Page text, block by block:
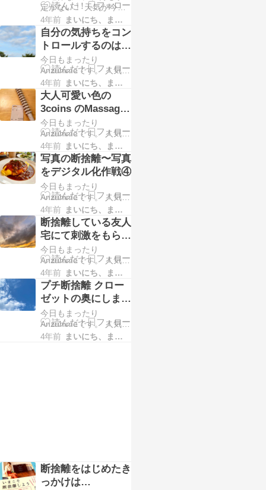
頃から準備してなけれ
ばすぐに行くことがで
きない。 １号２号は バ
イトや友達会うから
各々忙しい。 ３号は、
受験生なのにまだ寝て
る。…
定がない！ 天気が今一
つ…なので 急な雨を考
えると アウトドアの予
定も立てづらく こんな
時だからできる美術館
とかも、 日頃から準備
してなければ最近は、
すぐに行くことができ
ない。 １号２号は バイ
トだのでかけるだのっ
て各々忙しい。 ３号
は、受験生なのにまだ
寝て…
4年前 まいにち、まいにち。。。
自分の気持ちをコン
トロールするのは、
この年になっても大
変です。
今日もまったり
Anzuhimeです。 人気ブ
ログランキングに 参加
中です。 ポチッとして
くださると順位が上が
り励みになります。 ↓ ↓
↓ ↓ ↓ ↓ 人気ブログラン
キングへにほんブログ
村 先週から、 自分の今
の環境を変えないとい
けないことが 立て続け
にやってきて 気持ちが
追…
4年前 まいにち、まいにち。。。
大人可愛い色の
3coins のMassage
Stick で マッサー
ジ！
今日もまったり
Anzuhimeです。 人気ブ
ログランキングに 参加
中です。 ポチッとして
くださると順位が上が
り励みになります。 ↓ ↓
↓ ↓ ↓ ↓ 人気ブログラン
キングへにほんブログ
村 まだ怪我完治しない
ので、 ウォーキングも
お休みしがち。。。 疲
れて寝てしまうことが
多く…
4年前 まいにち、まいにち。。。
写真の断捨離〜写真
をデジタル化作戦④
今日もまったり
Anzuhimeです。 人気ブ
ログランキングに 参加
中です。 ポチッとして
くださると順位が上が
り励みになります。 ↓ ↓
↓ ↓ ↓ ↓ 人気ブログラン
キングへにほんブログ
村 猛暑の後は台風とい
う 天気に振り回されて
いる日々。 こんな時こ
そ、集中して写真の断
捨離…
4年前 まいにち、まいにち。。。
断捨離している友人
宅にて刺激をもらい
ました。
今日もまったり
Anzuhimeです。 人気ブ
ログランキングに 参加
中です。 ポチッとして
くださると順位が上が
り励みになります。 ↓ ↓
↓ ↓ ↓ ↓ 人気ブログラン
キングへにほんブログ
村 ママ友がアメリカか
4年前 まいにち、まいにち。。。
プチ断捨離 クロー
ゼットの奥にしまっ
てあるバッグを見直
しました。
今日もまったり
Anzuhimeです。 人気ブ
ログランキングに 参加
4年前 まいにち、まいにち。。。
断捨離をはじめたき
っかけは…